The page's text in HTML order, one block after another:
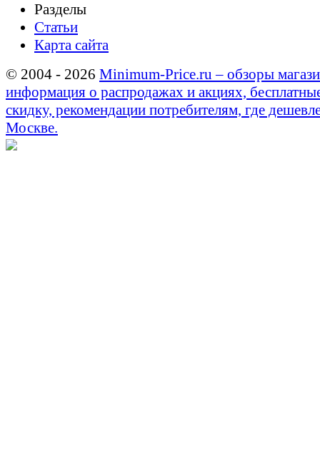
Разделы
Статьи
Карта сайта
© 2004 - 2026 Minimum-Price.ru – обзоры
информация о распродажах и акциях,
скидку, рекомендации потребителям, где
Москве.